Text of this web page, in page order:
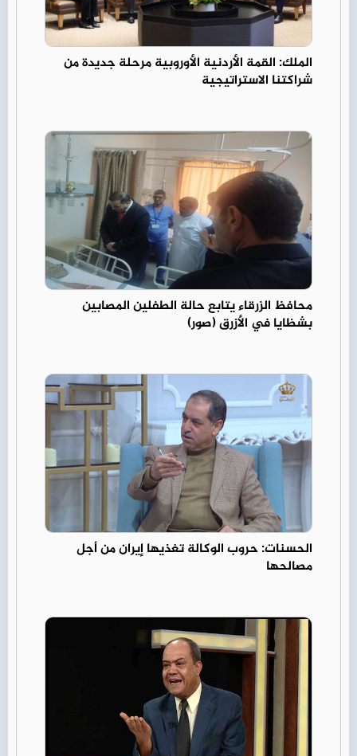
الملك: القمة الأردنية الأوروبية مرحلة جديدة من
شراكتنا الاستراتيجية
محافظ الزرقاء يتابع حالة الطفلين المصابين
بشظايا في الأزرق (صور)
الحسنات: حروب الوكالة تغذيها إيران من أجل
مصالحها